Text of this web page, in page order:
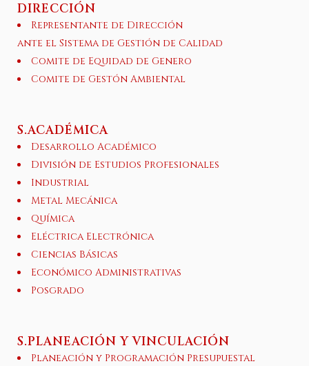
DIRECCIÓN
Representante de Dirección
ante el Sistema de Gestión de Calidad
Comite de Equidad de Genero
Comite de Gestón Ambiental
S.ACADÉMICA
Desarrollo Académico
División de Estudios Profesionales
Industrial
Metal Mecánica
Química
Eléctrica Electrónica
Ciencias Básicas
Económico Administrativas
Posgrado
S.PLANEACIÓN Y VINCULACIÓN
Planeación y Programación Presupuestal